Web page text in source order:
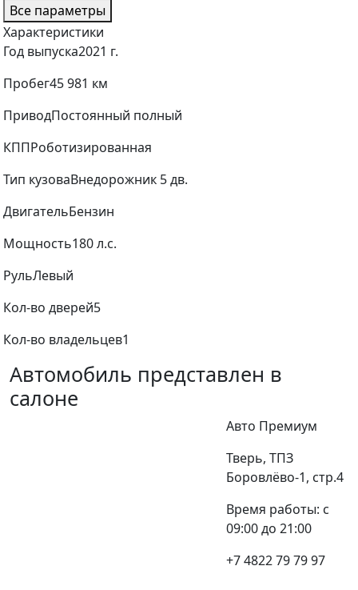
Все параметры
Характеристики
Год выпуска2021 г.
Пробег45 981 км
ПриводПостоянный полный
КППРоботизированная
Тип кузоваВнедорожник 5 дв.
ДвигательБензин
Мощность180 л.с.
РульЛевый
Кол-во дверей5
Кол-во владельцев1
Автомобиль представлен в
салоне
Авто Премиум
Тверь, ТПЗ
Боровлёво-1, стр.4
Время работы: с
09:00 до 21:00
+7 4822 79 79 97